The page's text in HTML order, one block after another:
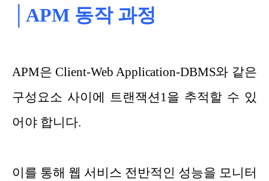
│APM 동작 과정
APM은 Client-Web Application-DBMS와 같은
구성요소 사이에 트랜잭션1을 추적할 수 있
어야 합니다.
이를 통해 웹 서비스 전반적인 성능을 모니터